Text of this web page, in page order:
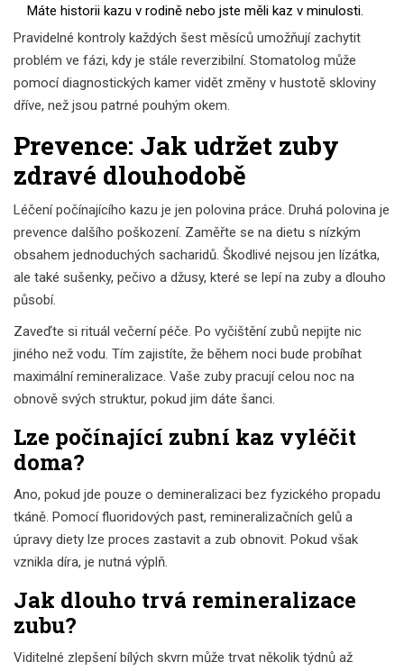
Máte historii kazu v rodině nebo jste měli kaz v minulosti.
Pravidelné kontroly každých šest měsíců umožňují zachytit
problém ve fázi, kdy je stále reverzibilní. Stomatolog může
pomocí diagnostických kamer vidět změny v hustotě skloviny
dříve, než jsou patrné pouhým okem.
Prevence: Jak udržet zuby
zdravé dlouhodobě
Léčení počínajícího kazu je jen polovina práce. Druhá polovina je
prevence dalšího poškození. Zaměřte se na dietu s nízkým
obsahem jednoduchých sacharidů. Škodlivé nejsou jen lízátka,
ale také sušenky, pečivo a džusy, které se lepí na zuby a dlouho
působí.
Zaveďte si rituál večerní péče. Po vyčištění zubů nepijte nic
jiného než vodu. Tím zajistíte, že během noci bude probíhat
maximální remineralizace. Vaše zuby pracují celou noc na
obnově svých struktur, pokud jim dáte šanci.
Lze počínající zubní kaz vyléčit
doma?
Ano, pokud jde pouze o demineralizaci bez fyzického propadu
tkáně. Pomocí fluoridových past, remineralizačních gelů a
úpravy diety lze proces zastavit a zub obnovit. Pokud však
vznikla díra, je nutná výplň.
Jak dlouho trvá remineralizace
zubu?
Viditelné zlepšení bílých skvrn může trvat několik týdnů až